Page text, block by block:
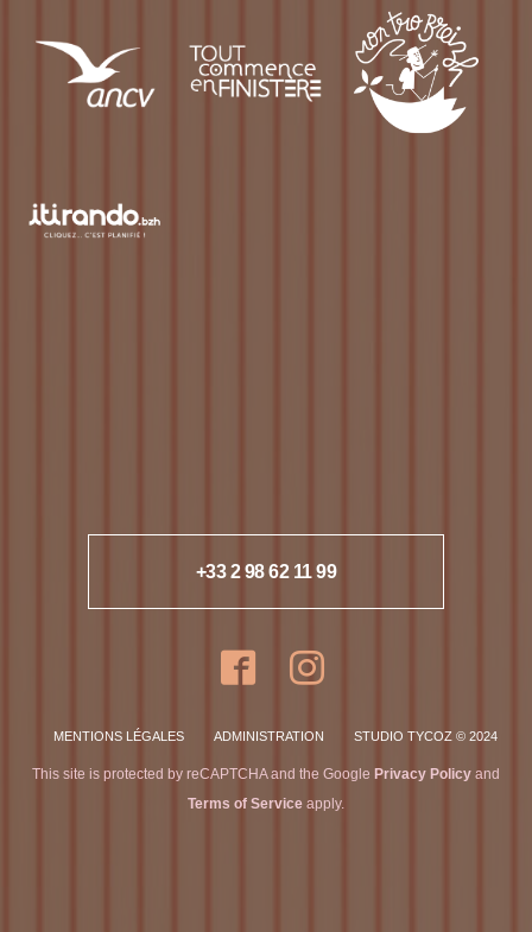
+33 2 98 62 11 99
MENTIONS LÉGALES ADMINISTRATION STUDIO TYCOZ © 2024
This site is protected by reCAPTCHA and the Google Privacy Policy and
Terms of Service apply.